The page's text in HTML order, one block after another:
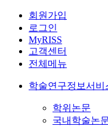
회원가입
로그인
MyRISS
고객센터
전체메뉴
학술연구정보서비
학위논문
국내학술논